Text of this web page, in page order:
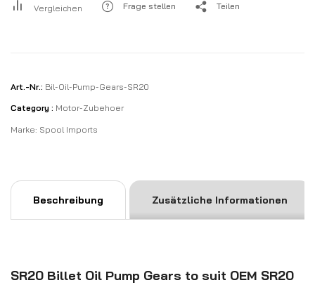
Vergleichen Frage stellen Teilen
Art.-Nr.: Bil-Oil-Pump-Gears-SR20
Category : Motor-Zubehoer
Marke: Spool Imports
Beschreibung Zusätzliche Informationen
SR20 Billet Oil Pump Gears to suit OEM SR20